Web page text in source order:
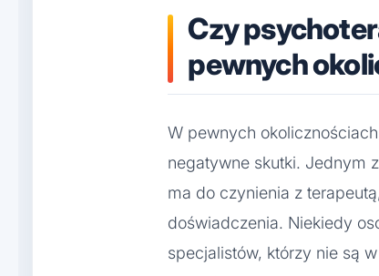
Czy
pewnych
W pewnych
negatywne skutki. Jednym
ma do czynienia z
doświadczenia. Niekiedy
specjalistów, którzy nie są